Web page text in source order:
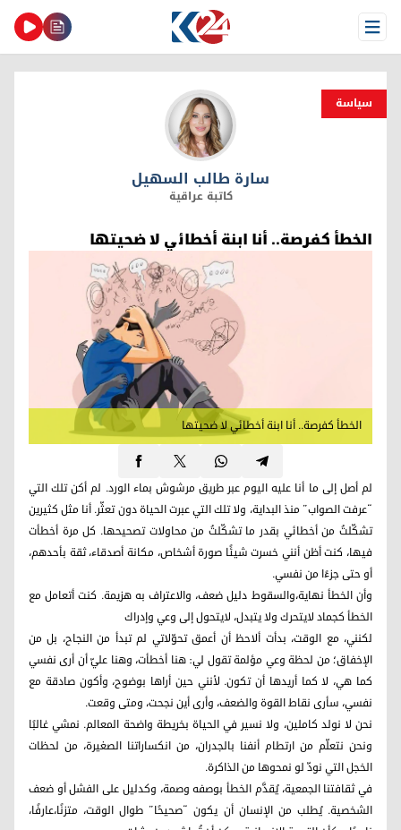
Open Menu
سیاسة
سارة طالب السهيل
سارة طالب السهيل
كاتبة عراقية
الخطأ كفرصة.. أنا ابنة أخطائي لا ضحيتها
الخطأ كفرصة.. أنا ابنة أخطائي لا ضحيتها
لم أصل إلى ما أنا عليه اليوم عبر طريق مرشوش بماء الورد. لم أكن تلك التي
“عرفت الصواب” منذ البداية، ولا تلك التي عبرت الحياة دون تعثّر. أنا مثل كثيرين
تشكّلتُ من أخطائي بقدر ما تشكّلتُ من محاولات تصحيحها. كل مرة أخطأت
فيها، كنت أظن أنني خسرت شيئًا صورة أشخاص، مكانة أصدقاء، ثقة بأحدهم،
أو حتى جزءًا من نفسي.
وأن الخطأ نهاية،والسقوط دليل ضعف، والاعتراف به هزيمة. كنت أتعامل مع
الخطأ كجماد لايتحرك ولا يتبدل، لايتحول إلى وعي وإدراك
لكنني، مع الوقت، بدأت ألاحظ أن أعمق تحوّلاتي لم تبدأ من النجاح، بل من
الإخفاق؛ من لحظة وعي مؤلمة تقول لي: هنا أخطأت، وهنا عليّ أن أرى نفسي
كما هي، لا كما أريدها أن تكون. لأنني حين أراها بوضوح، وأكون صادقة مع
نفسي، سأرى نقاط القوة والضعف، وأرى أين نجحت، ومتى وقعت.
نحن لا نولد كاملين، ولا نسير في الحياة بخريطة واضحة المعالم. نمشي غالبًا
ونحن نتعلّم من ارتطام أنفنا بالجدران، من انكساراتنا الصغيرة، من لحظات
الخجل التي نودّ لو نمحوها من الذاكرة.
في ثقافتنا الجمعية، يُقدَّم الخطأ بوصفه وصمة، وكدليل على الفشل أو ضعف
الشخصية. يُطلب من الإنسان أن يكون “صحيحًا” طوال الوقت، متزنًا،عارفًا،